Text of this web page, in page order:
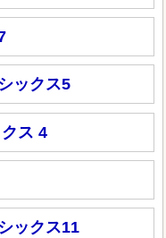
ックス5
ス 4
ックス11